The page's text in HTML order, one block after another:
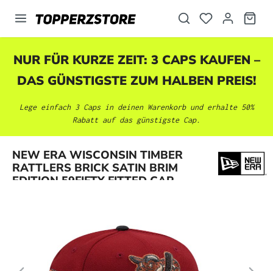
springen
NUR FÜR KURZE ZEIT: 3 CAPS KAUFEN –
DAS GÜNSTIGSTE ZUM HALBEN PREIS!
Lege einfach 3 Caps in deinen Warenkorb und erhalte 50%
Rabatt auf das günstigste Cap.
NEW ERA WISCONSIN TIMBER
RATTLERS BRICK SATIN BRIM
EDITION 59FIFTY FITTED CAP
Bildergalerie überspringen